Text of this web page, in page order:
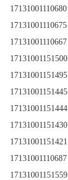
17131001110680
17131001110675
17131001110667
17131001151500
17131001151495
17131001151445
17131001151444
17131001151430
17131001151421
17131001110687
17131001151559